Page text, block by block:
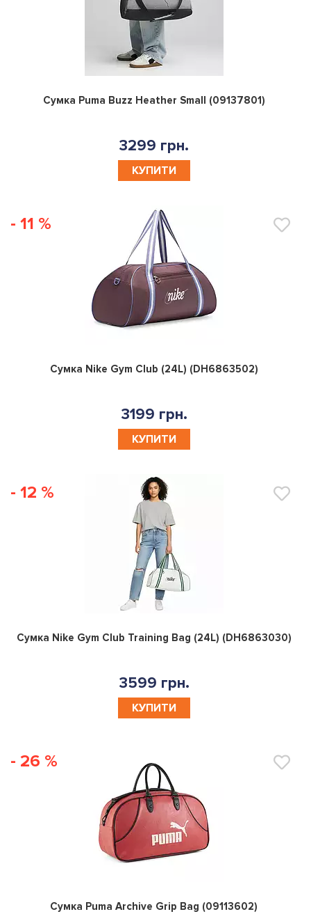
0
Сумка Puma Buzz Heather Small (09137801)
3299 грн.
КУПИТИ
- 11 %
0
Сумка Nike Gym Club (24L) (DH6863502)
3199 грн.
КУПИТИ
- 12 %
0
Сумка Nike Gym Club Training Bag (24L) (DH6863030)
3599 грн.
КУПИТИ
- 26 %
0
Сумка Puma Archive Grip Bag (09113602)